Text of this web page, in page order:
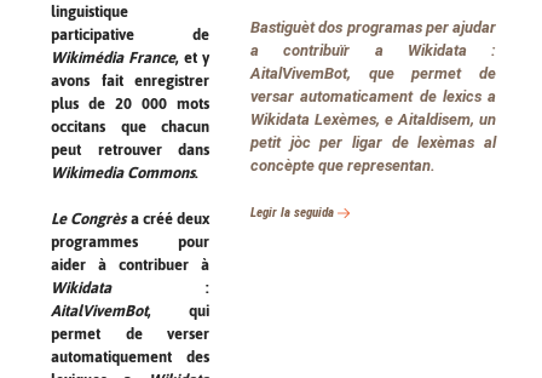
linguistique
participative de
Wikimédia France, et y
avons fait enregistrer
plus de 20 000 mots
occitans que chacun
peut retrouver dans
Wikimedia Commons.
Le Congrèsa créé deux
programmes pour
aider à contribuer à
Wikidata:
AitalVivemBot, qui
permet de verser
automatiquement des
Bastiguèt dos programas per ajudar
a contribuïr a Wikidata:
AitalVivemBot, que permet de
versar automaticament de lexics a
Wikidata Lexèmes, eAitaldisem, un
petit jòc per ligar de lexèmas al
concèpte que representan.
Legir la seguida